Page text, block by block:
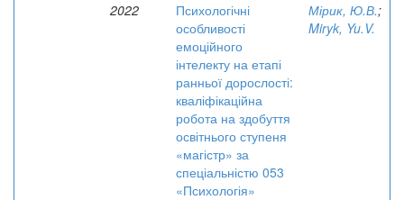
2022
Психологічні
особливості
емоційного
інтелекту на етапі
ранньої дорослості:
кваліфікаційна
робота на здобуття
освітнього ступеня
«магістр» за
спеціальністю 053
«Психологія»
Мірик, Ю.В.;
Miryk, Yu.V.